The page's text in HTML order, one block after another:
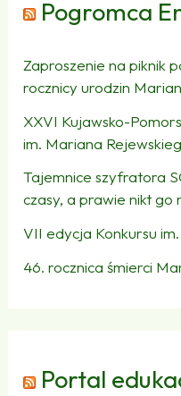
Pogromca
Zaproszenie na piknik
rocznicy urodzin
XXVI Kujawsko-
im. Mariana
Tajemnice szyfratora
czasy, a prawie nikt go
VII edycja Konkursu
46. rocznica śmierci
Portal